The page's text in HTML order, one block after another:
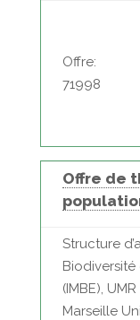
Offre:
71998
Offre de
Structure
(IMBE),
Marseille